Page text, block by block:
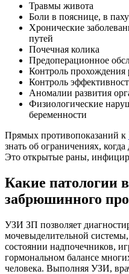
Травмы живота
Боли в пояснице, в паху
Хронические
путей
Почечная колика
Предоперационное
Контроль прохождения
Контроль
Аномалии развития
Физиологические
беременности
Прямых противопоказаний к
знать об ограничениях,
Это открытые раны,
Какие патологии
забрюшинного
УЗИ ЗП позволяет
мочевыделительной
состоянии надпочечников,
гормональном балансе
человека. Выполняя УЗИ,